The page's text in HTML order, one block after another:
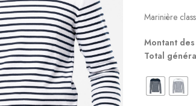
Marinière
Montant
Total